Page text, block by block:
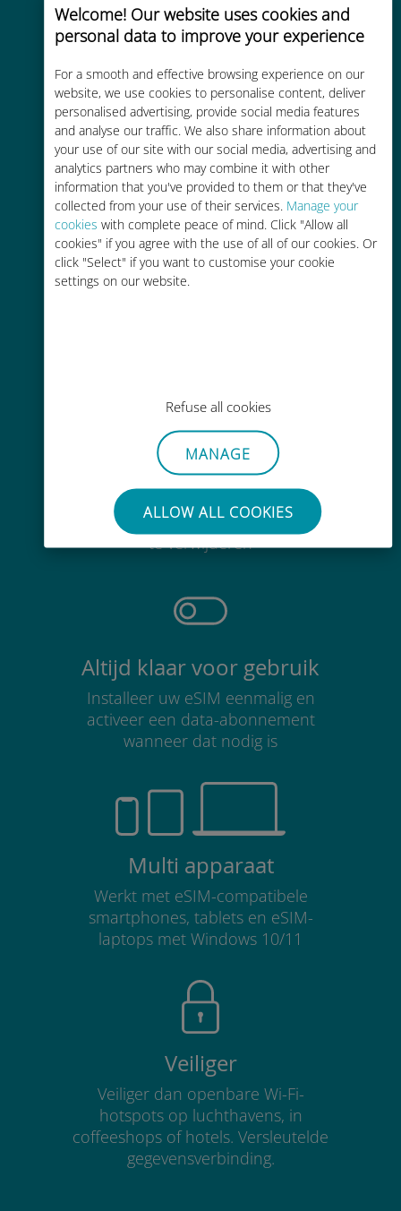
Welcome! Our website uses cookies and
personal data to improve your experience
For a smooth and effective browsing experience on our
website, we use cookies to personalise content, deliver
personalised advertising, provide social media features
and analyse our traffic. We also share information about
your use of our site with our social media, advertising and
analytics partners who may combine it with other
information that you've provided to them or that they've
collected from your use of their services. Manage your
cookies with complete peace of mind. Click "Allow all
cookies" if you agree with the use of all of our cookies. Or
click "Select" if you want to customise your cookie
settings on our website.
Refuse all cookies
MANAGE
ALLOW ALL COOKIES
Kosteneffectief
Tot 90% goedkoper dan
roamingkosten bij je huidige
provider
Moeiteloos
Je hoeft je bestaande simkaart niet
te verwijderen
Altijd klaar voor gebruik
Installeer uw eSIM eenmalig en
activeer een data-abonnement
wanneer dat nodig is
Multi apparaat
Werkt met eSIM-compatibele
smartphones, tablets en eSIM-
laptops met Windows 10/11
Veiliger
Veiliger dan openbare Wi-Fi-
hotspots op luchthavens, in
coffeeshops of hotels. Versleutelde
gegevensverbinding.